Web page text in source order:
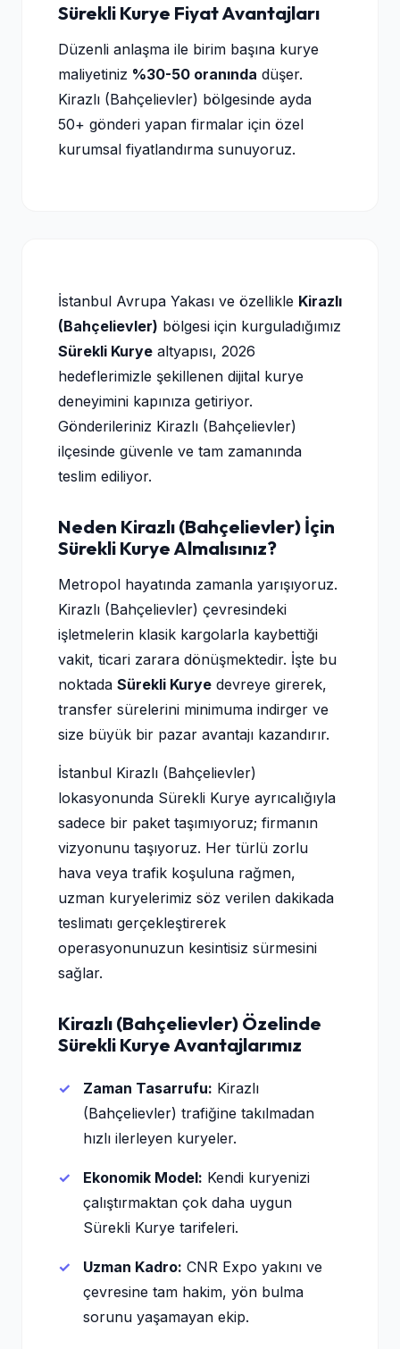
Sürekli Kurye Fiyat Avantajları
Düzenli anlaşma ile birim başına kurye
maliyetiniz %30-50 oranında düşer.
Kirazlı (Bahçelievler) bölgesinde ayda
50+ gönderi yapan firmalar için özel
kurumsal fiyatlandırma sunuyoruz.
İstanbul Avrupa Yakası ve özellikle Kirazlı
(Bahçelievler) bölgesi için kurguladığımız
Sürekli Kurye altyapısı, 2026
hedeflerimizle şekillenen dijital kurye
deneyimini kapınıza getiriyor.
Gönderileriniz Kirazlı (Bahçelievler)
ilçesinde güvenle ve tam zamanında
teslim ediliyor.
Neden Kirazlı (Bahçelievler) İçin
Sürekli Kurye Almalısınız?
Metropol hayatında zamanla yarışıyoruz.
Kirazlı (Bahçelievler) çevresindeki
işletmelerin klasik kargolarla kaybettiği
vakit, ticari zarara dönüşmektedir. İşte bu
noktada Sürekli Kurye devreye girerek,
transfer sürelerini minimuma indirger ve
size büyük bir pazar avantajı kazandırır.
İstanbul Kirazlı (Bahçelievler)
lokasyonunda Sürekli Kurye ayrıcalığıyla
sadece bir paket taşımıyoruz; firmanın
vizyonunu taşıyoruz. Her türlü zorlu
hava veya trafik koşuluna rağmen,
uzman kuryelerimiz söz verilen dakikada
teslimatı gerçekleştirerek
operasyonunuzun kesintisiz sürmesini
sağlar.
Kirazlı (Bahçelievler) Özelinde
Sürekli Kurye Avantajlarımız
Zaman Tasarrufu: Kirazlı
(Bahçelievler) trafiğine takılmadan
hızlı ilerleyen kuryeler.
Ekonomik Model: Kendi kuryenizi
çalıştırmaktan çok daha uygun
Sürekli Kurye tarifeleri.
Uzman Kadro: CNR Expo yakını ve
çevresine tam hakim, yön bulma
sorunu yaşamayan ekip.